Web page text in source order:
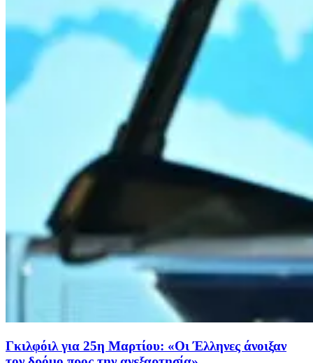
Γκιλφόιλ για 25η Μαρτίου: «Οι Έλληνες άνοιξαν